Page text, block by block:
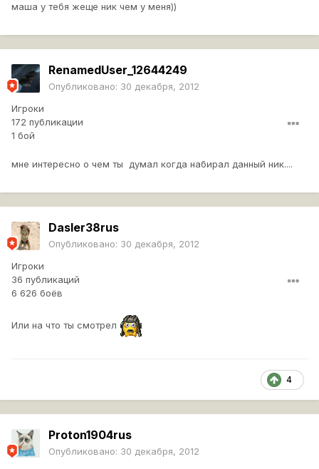
маша у тебя жеще ник чем у меня))
RenamedUser_12644249
Опубликовано: 30 декабря, 2012
Игроки
172 публикации
1 бой
мне интересно о чем ты думал когда набирал данный ник....
Dasler38rus
Опубликовано: 30 декабря, 2012
Игроки
36 публикаций
6 626 боёв
Или на что ты смотрел
4
Proton1904rus
Опубликовано: 30 декабря, 2012